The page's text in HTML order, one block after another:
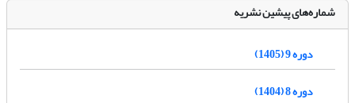
شماره‌های پیشین نشریه
دوره 9 (1405)
دوره 8 (1404)